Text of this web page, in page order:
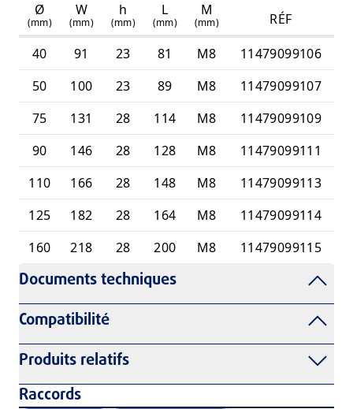
Ø
(mm)
W
(mm)
h
(mm)
L
(mm)
M
(mm)
RÉF
40
91 23 81 M8
11479099106
50
100 23 89 M8
11479099107
75
131 28 114 M8
11479099109
90
146 28 128 M8
11479099111
110
166 28 148 M8
11479099113
125
182 28 164 M8
11479099114
160
218 28 200 M8 11479099115
Documents techniques
Compatibilité
Produits relatifs
Raccords